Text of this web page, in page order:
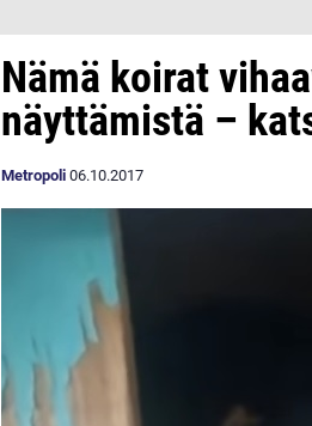
Nämä koirat
näyttämistä –
Metropoli 06.10.2017